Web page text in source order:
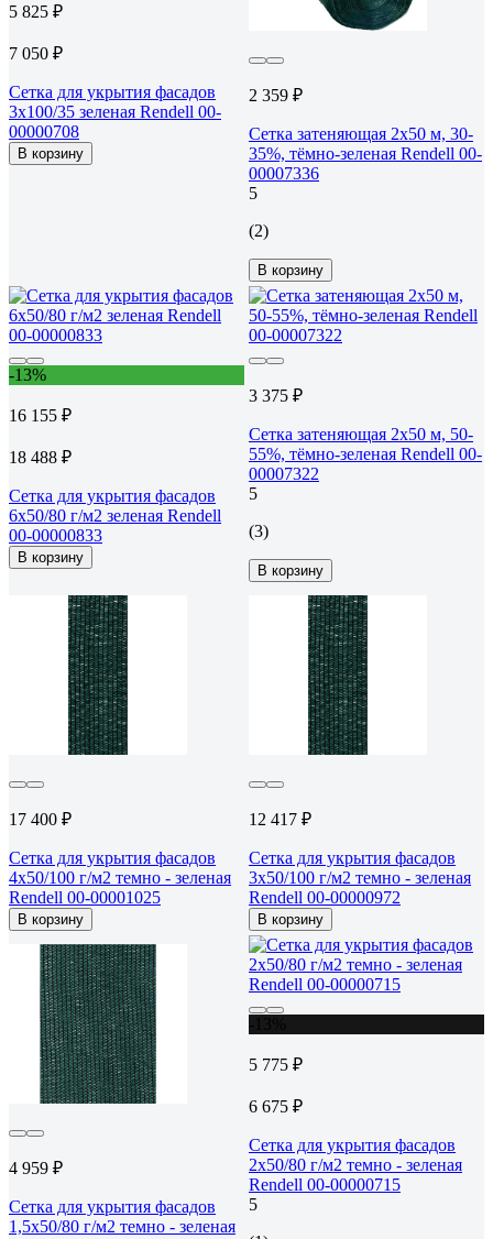
5 825 ₽
7 050 ₽
Сетка для укрытия фасадов
3х100/35 зеленая Rendell 00-
00000708
В корзину
2 359 ₽
Сетка затеняющая 2x50 м, 30-
35%, тёмно-зеленая Rendell 00-
00007336
5
(2)
В корзину
-13%
16 155 ₽
18 488 ₽
Сетка для укрытия фасадов
6х50/80 г/м2 зеленая Rendell
00-00000833
В корзину
3 375 ₽
Сетка затеняющая 2x50 м, 50-
55%, тёмно-зеленая Rendell 00-
00007322
5
(3)
В корзину
17 400 ₽
Сетка для укрытия фасадов
4х50/100 г/м2 темно - зеленая
Rendell 00-00001025
В корзину
12 417 ₽
Сетка для укрытия фасадов
3х50/100 г/м2 темно - зеленая
Rendell 00-00000972
В корзину
4 959 ₽
Сетка для укрытия фасадов
1,5х50/80 г/м2 темно - зеленая
5 775 ₽
6 675 ₽
Сетка для укрытия фасадов
2х50/80 г/м2 темно - зеленая
Rendell 00-00000715
5